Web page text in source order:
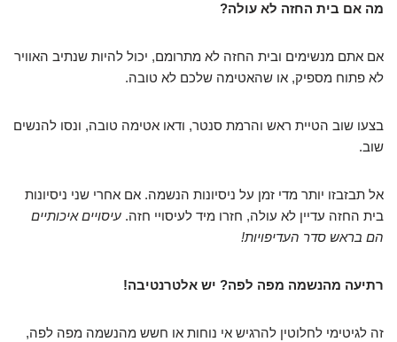
מה אם בית החזה לא עולה?
אם אתם מנשימים ובית החזה לא מתרומם, יכול להיות שנתיב האוויר
לא פתוח מספיק, או שהאטימה שלכם לא טובה.
בצעו שוב הטיית ראש והרמת סנטר, ודאו אטימה טובה, ונסו להנשים
שוב.
אל תבזבזו יותר מדי זמן על ניסיונות הנשמה. אם אחרי שני ניסיונות
בית החזה עדיין לא עולה, חזרו מיד לעיסויי חזה. עיסויים איכותיים
הם בראש סדר העדיפויות!
רתיעה מהנשמה מפה לפה? יש אלטרנטיבה!
זה לגיטימי לחלוטין להרגיש אי נוחות או חשש מהנשמה מפה לפה,